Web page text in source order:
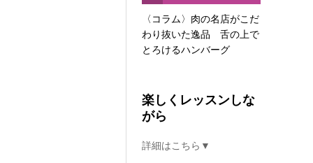
〈コラム〉肉の名店がこだ
わり抜いた逸品 舌の上で
とろけるハンバーグ
楽しくレッスンしな
がら
詳細はこちら▼